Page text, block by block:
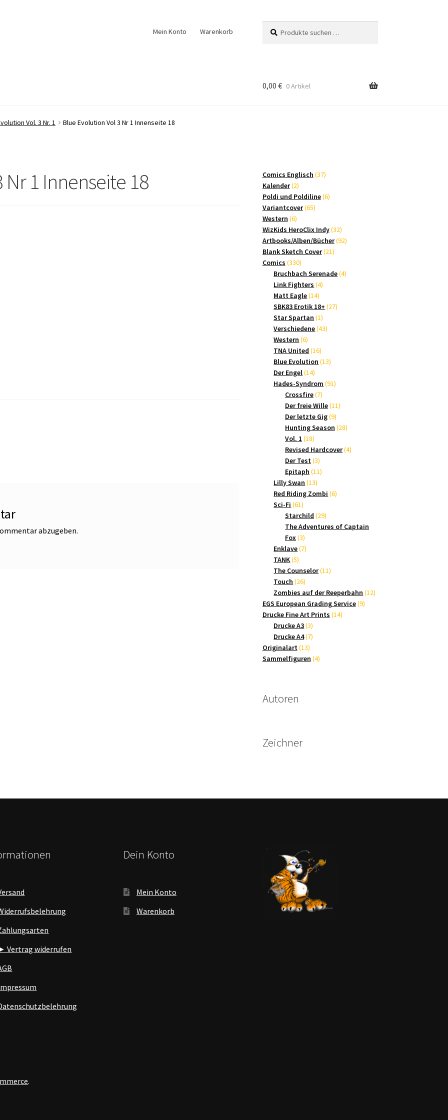
Mein Konto Warenkorb
nach:
0,00 € 0 Artikel
Vol. 3 Nr. 1 Blue Evolution Vol 3 Nr 1 Innenseite 18
1 Innenseite 18
abzugeben.
Comics Englisch 3737
Kalender 22
Produkte
Poldi und Poldiline 66
Variantcover 6565
Western 66
Produkte
WizKids HeroClix Indy 3232
Produkte
Artbooks/Alben/Bücher 9292
Blank Sketch Cover 2121
Comics 330330
Produkte
Bruchbach Serenade 44
Link Fighters 44
Matt Eagle 1414
Produkte
SBK83 Erotik 18+ 2727
Star Spartan 11
Produkt
Verschiedene 4343
Western 66
Produkte
TNA United 1616
Produkte
Blue Evolution 1313
Der Engel 1414
Produkte
Hades-Syndrom 9191
Crossfire 77
Produkte
Der freie Wille 1111
Der letzte Gig 99
Produkte
Hunting Season 2828
Vol. 1 1818
Produkte
Revised Hardcover 44
Der Test 33
Produkte
Epitaph 1111
Lilly Swan 1313
Produkte
Red Riding Zombi 66
Sci-Fi 6161
Produkte
Starchild 2929
Produkte
The Adventures of Captain
Fox 33
Produkte
Enklave 77
TANK 55
Produkte
The Counselor 1111
Touch 2626
Produkte
Zombies auf der Reeperbahn 1212
EGS European Grading Service 99
Drucke Fine Art Prints 1414
Drucke A3 33
Produkte
Drucke A4 77
Originalart 1313
Produkte
Sammelfiguren 44
Autoren
Zeichner
Vertrag widerrufen
Dein Konto
Mein Konto
Warenkorb
.